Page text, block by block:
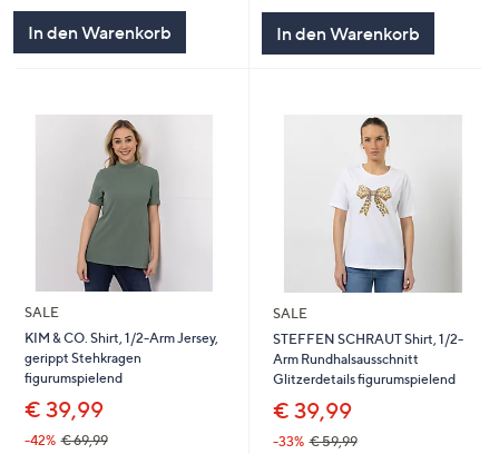
In den Warenkorb In den Warenkorb
SALE
KIM & CO. Shirt, 1/2-Arm Jersey,
gerippt Stehkragen
figurumspielend
€ 39,99
-42% € 69,99
SALE
STEFFEN SCHRAUT Shirt, 1/2-
Arm Rundhalsausschnitt
Glitzerdetails figurumspielend
€ 39,99
-33% € 59,99